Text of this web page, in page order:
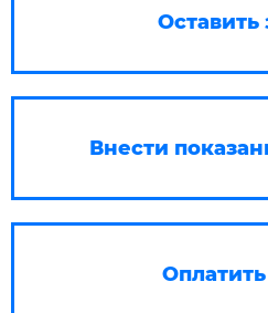
Оставить
Внести